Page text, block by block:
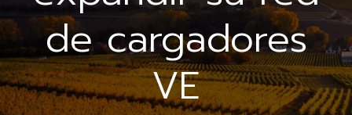
de cargadores
VE